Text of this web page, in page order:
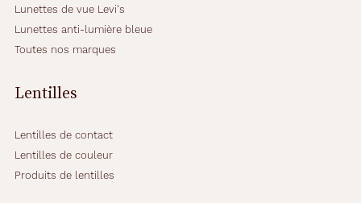
Lunettes de vue Levi's
Lunettes anti-lumière bleue
Toutes nos marques
Lentilles
Lentilles de contact
Lentilles de couleur
Produits de lentilles